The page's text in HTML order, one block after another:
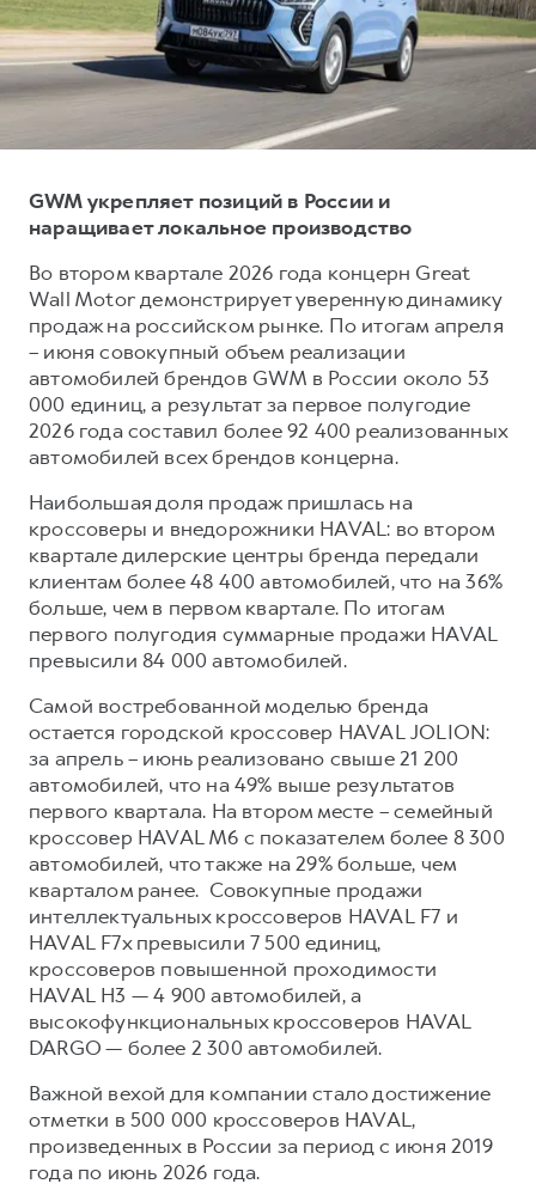
от 3 499 000 ₽
от 2 899 000 ₽ от 3 599 000 ₽
от 3 449 000 ₽
Тест-драйв
Трейд-ин
КРЕДИТ И СТРАХОВАНИЕ
Кредитный калькулятор
Страхование
Кредит
КОРПОРАТИВНЫМ КЛИЕНТАМ
Для малого бизнеса
Корпоративным клиентам
Крупным корпоративным клиентам
Система управления автопарком
Сервис для корпоративных клиентов
HAVAL Лизинг
АКСЕССУАРЫ HAVAL
Автомобильные аксессуары
Коллекция CITY
Коллекция Базовая
Коллекция Детская
СЕРВИСНОЕ ОБСЛУЖИВАНИЕ
Нулевое ТО
Программа «Помощь на дороге»
Регламенты технического обслуживания
Электронный ПТС
ПОДДЕРЖКА
GWM Безопасность
Гарантия HAVAL
Мобильное приложение GWM
Программа «HAVAL Защита+»
Руководства по эксплуатации
Подписки
АКСЕССУАРЫ HAVAL
Автомобильные аксессуары
Коллекция CITY
Коллекция Базовая
Коллекция Детская
О дилере
Наша команда
GWM укрепляет позиций в России и
наращивает локальное производство
Во втором квартале 2026 года концерн Great
Wall Motor демонстрирует уверенную динамику
продаж на российском рынке. По итогам апреля
– июня совокупный объем реализации
автомобилей брендов GWM в России около 53
000 единиц, а результат за первое полугодие
2026 года составил более 92 400 реализованных
автомобилей всех брендов концерна.
Наибольшая доля продаж пришлась на
кроссоверы и внедорожники HAVAL: во втором
квартале дилерские центры бренда передали
клиентам более 48 400 автомобилей, что на 36%
больше, чем в первом квартале. По итогам
первого полугодия суммарные продажи HAVAL
превысили 84 000 автомобилей.
Самой востребованной моделью бренда
остается городской кроссовер HAVAL JOLION:
за апрель – июнь реализовано свыше 21 200
автомобилей, что на 49% выше результатов
первого квартала. На втором месте – семейный
кроссовер HAVAL M6 с показателем более 8 300
автомобилей, что также на 29% больше, чем
кварталом ранее. Совокупные продажи
интеллектуальных кроссоверов HAVAL F7 и
HAVAL F7x превысили 7 500 единиц,
кроссоверов повышенной проходимости
HAVAL H3 — 4 900 автомобилей, а
высокофункциональных кроссоверов HAVAL
DARGO — более 2 300 автомобилей.
Важной вехой для компании стало достижение
отметки в 500 000 кроссоверов HAVAL,
произведенных в России за период с июня 2019
года по июнь 2026 года.